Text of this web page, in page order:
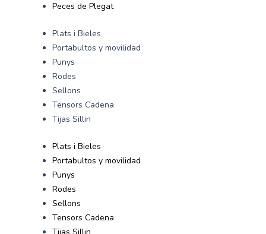
Peces de Plegat
Plats i Bieles
Portabultos y movilidad
Punys
Rodes
Sellons
Tensors Cadena
Tijas Sillin
Plats i Bieles
Portabultos y movilidad
Punys
Rodes
Sellons
Tensors Cadena